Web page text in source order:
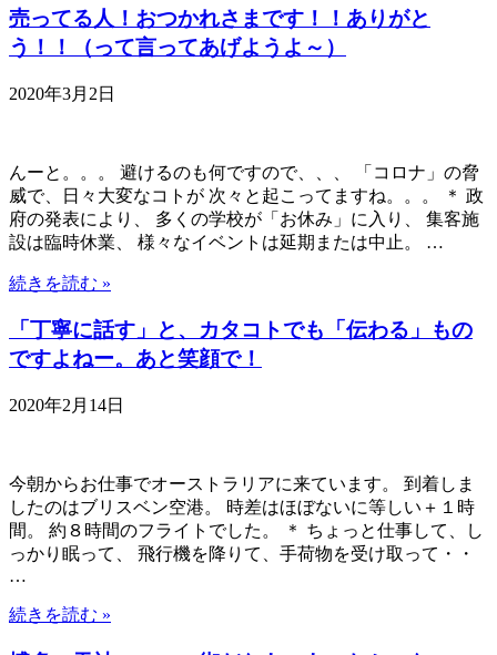
売ってる人！おつかれさまです！！ありがと
う！！（って言ってあげようよ～）
2020年3月2日
んーと。。。 避けるのも何ですので、、、 「コロナ」の脅
威で、日々大変なコトが 次々と起こってますね。。。 ＊ 政
府の発表により、 多くの学校が「お休み」に入り、 集客施
設は臨時休業、 様々なイベントは延期または中止。 …
続きを読む »
「丁寧に話す」と、カタコトでも「伝わる」もの
ですよねー。あと笑顔で！
2020年2月14日
今朝からお仕事でオーストラリアに来ています。 到着しま
したのはブリスベン空港。 時差はほぼないに等しい＋１時
間。 約８時間のフライトでした。 ＊ ちょっと仕事して、し
っかり眠って、 飛行機を降りて、手荷物を受け取って・・
…
続きを読む »